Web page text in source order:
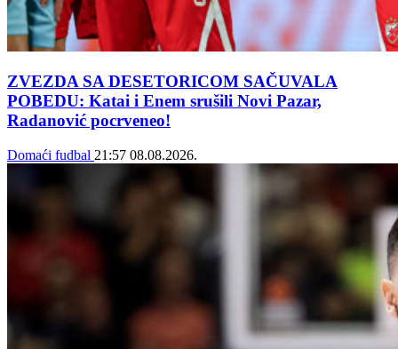
ZVEZDA SA DESETORICOM SAČUVALA
POBEDU: Katai i Enem srušili Novi Pazar,
Radanović pocrveneo!
Domaći fudbal 21:57 08.08.2026.